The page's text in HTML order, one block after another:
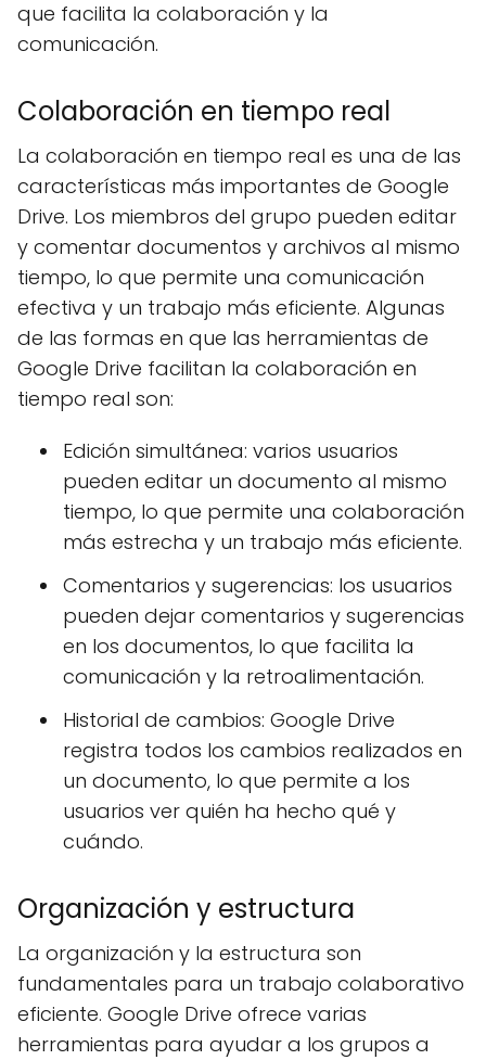
que facilita la colaboración y la
comunicación.
Colaboración en tiempo real
La colaboración en tiempo real es una de las
características más importantes de Google
Drive. Los miembros del grupo pueden editar
y comentar documentos y archivos al mismo
tiempo, lo que permite una comunicación
efectiva y un trabajo más eficiente. Algunas
de las formas en que las herramientas de
Google Drive facilitan la colaboración en
tiempo real son:
Edición simultánea: varios usuarios
pueden editar un documento al mismo
tiempo, lo que permite una colaboración
más estrecha y un trabajo más eficiente.
Comentarios y sugerencias: los usuarios
pueden dejar comentarios y sugerencias
en los documentos, lo que facilita la
comunicación y la retroalimentación.
Historial de cambios: Google Drive
registra todos los cambios realizados en
un documento, lo que permite a los
usuarios ver quién ha hecho qué y
cuándo.
Organización y estructura
La organización y la estructura son
fundamentales para un trabajo colaborativo
eficiente. Google Drive ofrece varias
herramientas para ayudar a los grupos a